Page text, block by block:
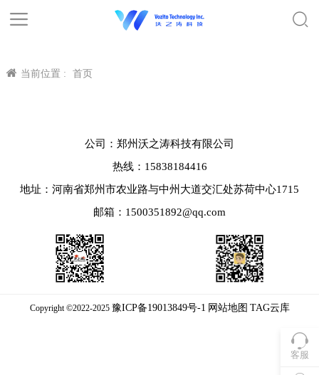
当前位置 : 首页
客服
公司：郑州沃之涛科技有限公司
热线：15838184416
地址：河南省郑州市农业路与中州大道交汇处苏荷中心1715
邮箱：1500351892@qq.com
Copyright ©2022-2025 豫ICP备19013849号-1 网站地图 TAG云库